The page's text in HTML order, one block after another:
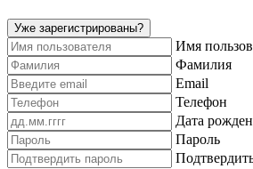
Уже зарегистрированы?
Имя
Фамилия
Email
Телефон
Дата
Пароль